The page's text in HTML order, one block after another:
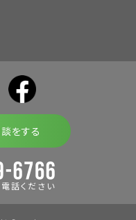
をする
話ください